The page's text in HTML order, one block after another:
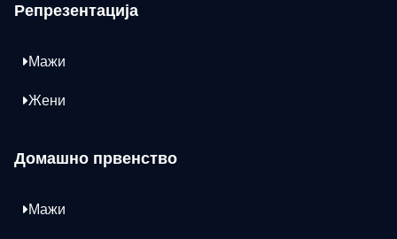
Репрезентација
Мажи
Жени
Домашно првенство
Мажи